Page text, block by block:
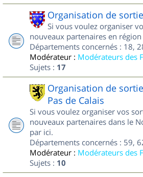
Organisation de
Si vous voulez organiser
nouveaux partenaires en région
Départements concernés : 18,
Modérateur : Modérateurs des
Sujets : 17
Organisation de
Pas de Calais
Si vous voulez organiser vos
nouveaux partenaires dans le
par ici.
Départements concernés : 59,
Modérateur : Modérateurs des
Sujets : 10